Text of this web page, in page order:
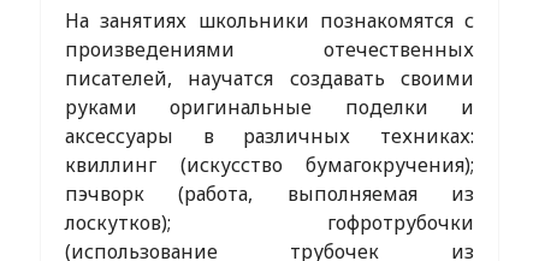
На занятиях школьники познакомятся с
произведениями отечественных
писателей, научатся создавать своими
руками оригинальные поделки и
аксессуары в различных техниках:
квиллинг (искусство бумагокручения);
пэчворк (работа, выполняемая из
лоскутков); гофротрубочки
(использование трубочек из